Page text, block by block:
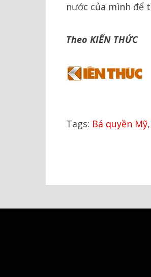
nước của mình để
Theo KIẾN THỨC
Tags: Bá quyền Mỹ,